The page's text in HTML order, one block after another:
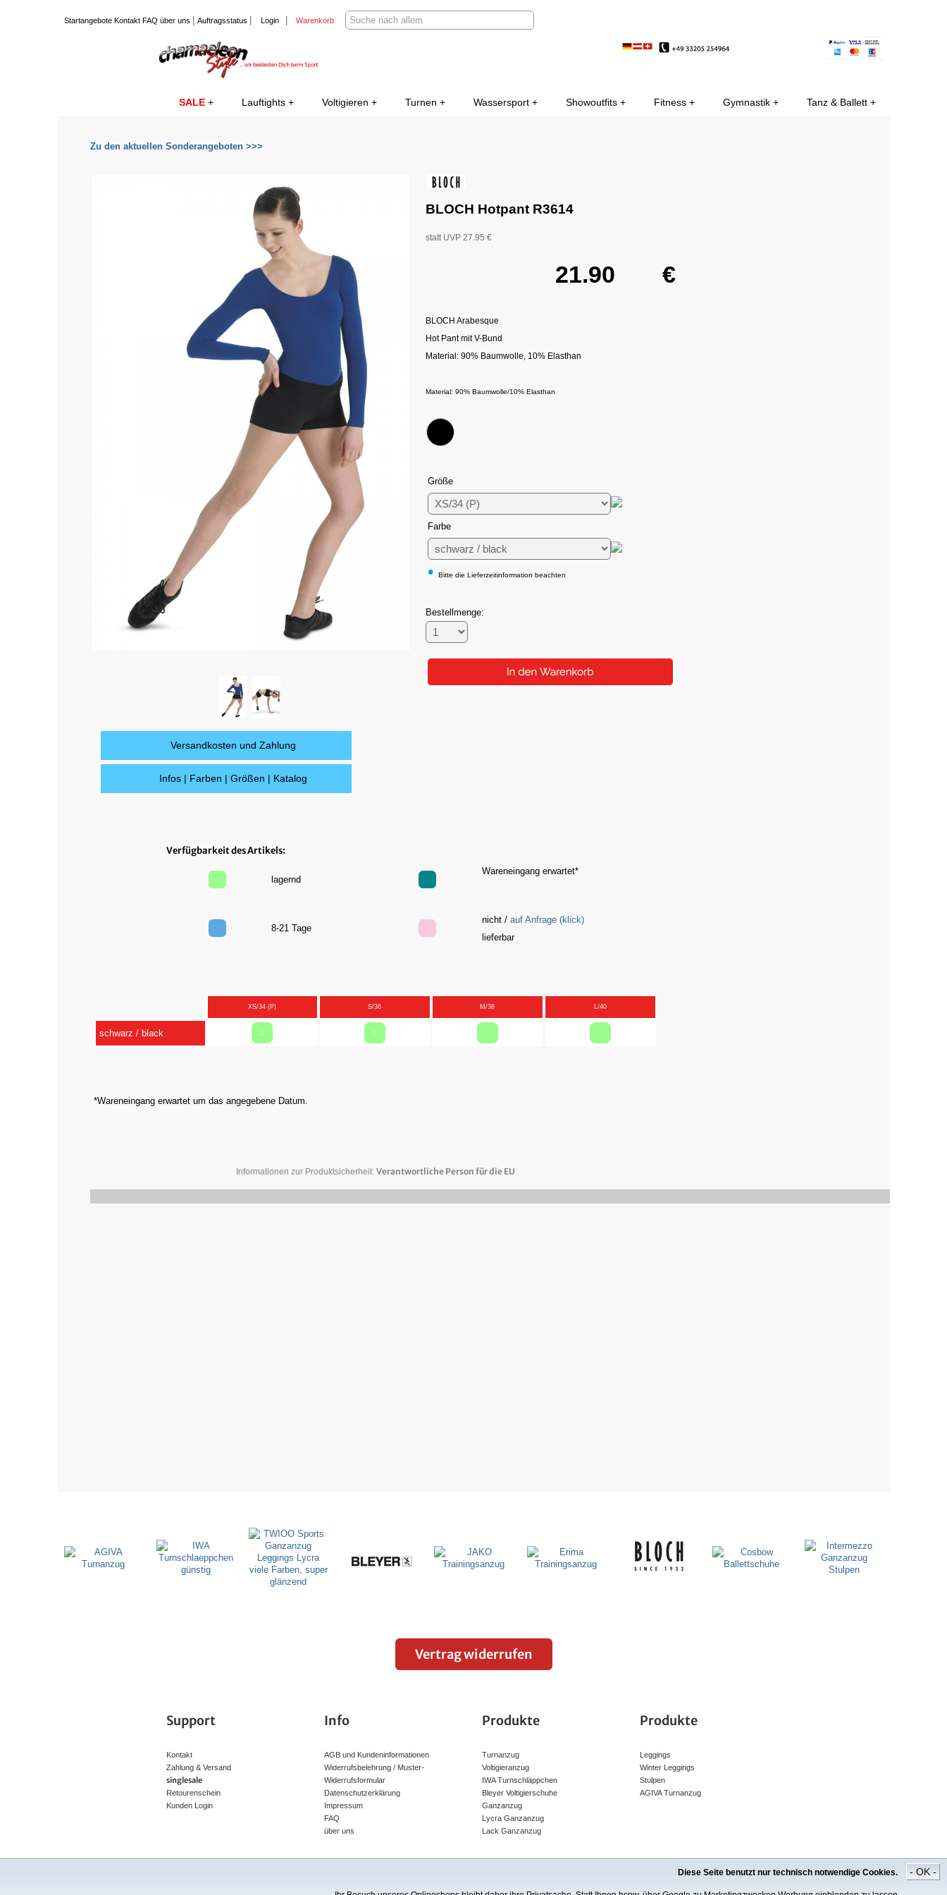
Diese Seite benutzt nur technisch notwendige Cookies. - OK -
StartangeboteKontaktFAQ über uns Auftragsstatus Login Warenkorb
EE
SALE Lauftights Voltigieren Turnen Wassersport Showoutfits Fitness Gymnastik Tanz & Ballett
Zu den aktuellen Sonderangeboten >>>
BLOCH Hotpant R3614
statt UVP 27.95 €
€
BLOCH Arabesque
Hot Pant mit V-Bund
Material: 90% Baumwolle, 10% Elasthan
Material: 90% Baumwolle/10% Elasthan
Größe
Farbe
• Bitte die Lieferzeitinformation beachten
Bestellmenge:
Versandkosten und Zahlung
Infos | Farben | Größen | Katalog
Verfügbarkeit des Artikels:
lagernd
Wareneingang erwartet*
8-21 Tage
nicht / auf Anfrage (klick)
lieferbar
XS/34 (P) S/36 M/38 L/40
schwarz / black 3 7
*Wareneingang erwartet um das angegebene Datum.
Informationen zur Produktsicherheit: Verantwortliche Person für die EU
Vertrag widerrufen
Support
Kontakt
Zahlung & Versand
singlesale
Retourenschein
Kunden Login
Info
AGB und Kundeninformationen
Widerrufsbelehrung / Muster-
Widerrufsformular
Datenschutzerklärung
Impressum
FAQ
über uns
Produkte
Turnanzug
Voltigieranzug
IWA Turnschläppchen
Bleyer Voltigierschuhe
Ganzanzug
Lycra Ganzanzug
Lack Ganzanzug
Produkte
Leggings
Winter Leggings
Stulpen
AGIVA Turnanzug